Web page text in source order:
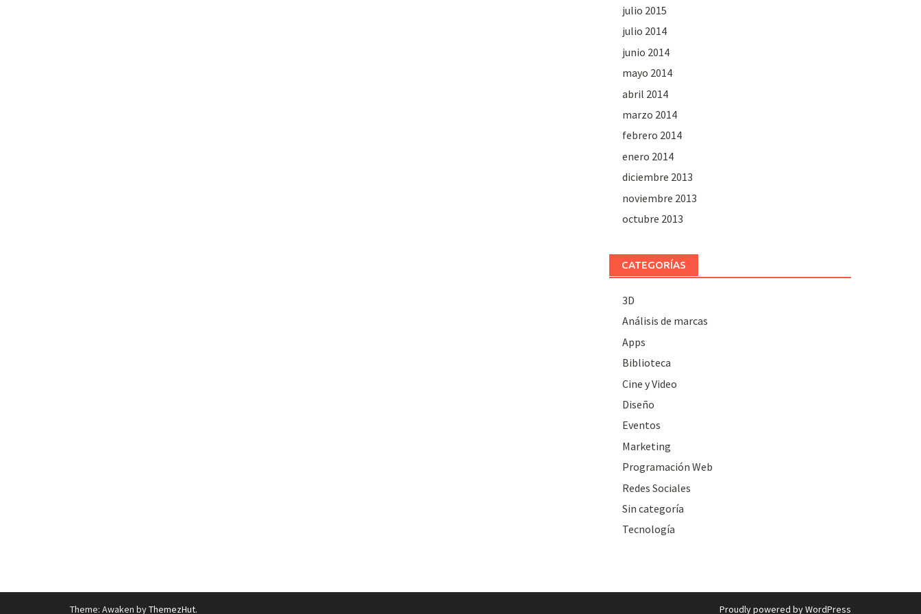
julio 2015
julio 2014
junio 2014
mayo 2014
abril 2014
marzo 2014
febrero 2014
enero 2014
diciembre 2013
noviembre 2013
octubre 2013
CATEGORÍAS
3D
Análisis de marcas
Apps
Biblioteca
Cine y Video
Diseño
Eventos
Marketing
Programación Web
Redes Sociales
Sin categoría
Tecnología
Theme: Awaken byThemezHut. Proudly powered by WordPress